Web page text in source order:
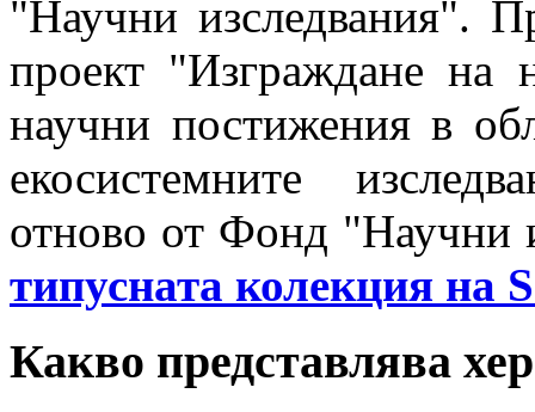
"Научни изследвания".
проект "Изграждане на
научни постижения в
екосистемните
отново от Фонд "Научни
типусната колекция на
Какво представлява